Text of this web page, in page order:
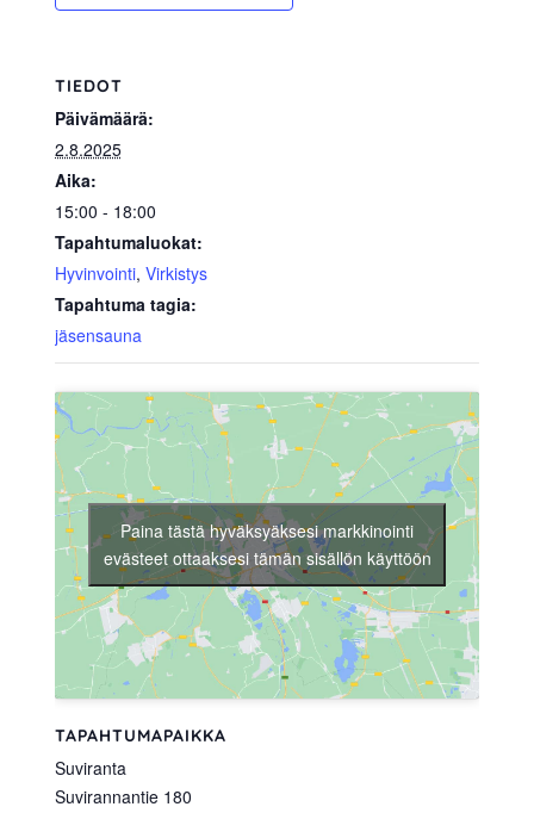
TIEDOT
Päivämäärä:
2.8.2025
Aika:
15:00 - 18:00
Tapahtumaluokat:
Hyvinvointi, Virkistys
Tapahtuma tagia:
jäsensauna
TAPAHTUMAPAIKKA
Suviranta
Suvirannantie 180
Paina tästä hyväksyäksesi markkinointi
evästeet ottaaksesi tämän sisällön käyttöön